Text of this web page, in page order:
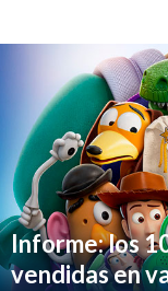
Informe: los
vendidas en